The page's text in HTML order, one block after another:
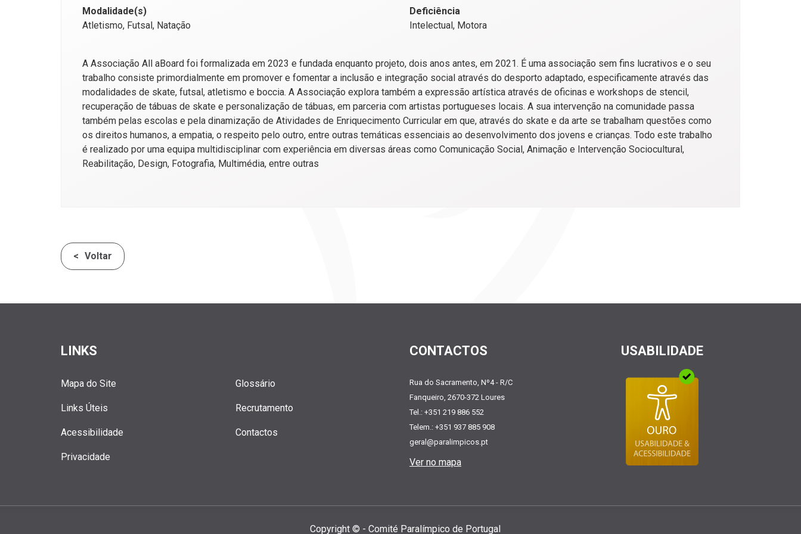
Modalidade(s)
Atletismo, Futsal, Natação
Deficiência
Intelectual, Motora
A Associação All aBoard foi formalizada em 2023 e fundada enquanto projeto, dois anos antes, em 2021. É uma associação sem fins lucrativos e o seu
trabalho consiste primordialmente em promover e fomentar a inclusão e integração social através do desporto adaptado, especificamente através das
modalidades de skate, futsal, atletismo e boccia. A Associação explora também a expressão artística através de oficinas e workshops de stencil,
recuperação de tábuas de skate e personalização de tábuas, em parceria com artistas portugueses locais. A sua intervenção na comunidade passa
também pelas escolas e pela dinamização de Atividades de Enriquecimento Curricular em que, através do skate e da arte se trabalham questões como
os direitos humanos, a empatia, o respeito pelo outro, entre outras temáticas essenciais ao desenvolvimento dos jovens e crianças. Todo este trabalho
é realizado por uma equipa multidisciplinar com experiência em diversas áreas como Comunicação Social, Animação e Intervenção Sociocultural,
Reabilitação, Design, Fotografia, Multimédia, entre outras
Voltar
LINKS
Mapa do Site
Links Úteis
Acessibilidade
Privacidade
Glossário
Recrutamento
Contactos
CONTACTOS
Rua do Sacramento, Nº4 - R/C
Fanqueiro, 2670-372 Loures
Tel.: +351 219 886 552
Telem.: +351 937 885 908
geral@paralimpicos.pt
Ver no mapa
USABILIDADE
Copyright © - Comité Paralí­mpico de Portugal